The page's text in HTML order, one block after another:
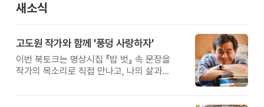
새소식
고도원 작가와 함께 '풍덩 사랑하자'
이번 북토크는 명상시집 『밥 벗』 속 문장을
작가의 목소리로 직접 만나고, 나의 삶과